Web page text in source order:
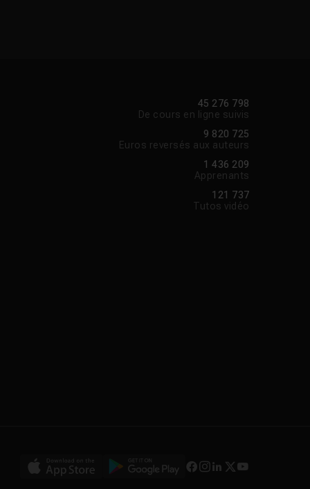
45 276 798
De cours en ligne suivis
9 820 725
Euros reversés aux auteurs
1 436 209
Apprenants
121 737
Tutos vidéo